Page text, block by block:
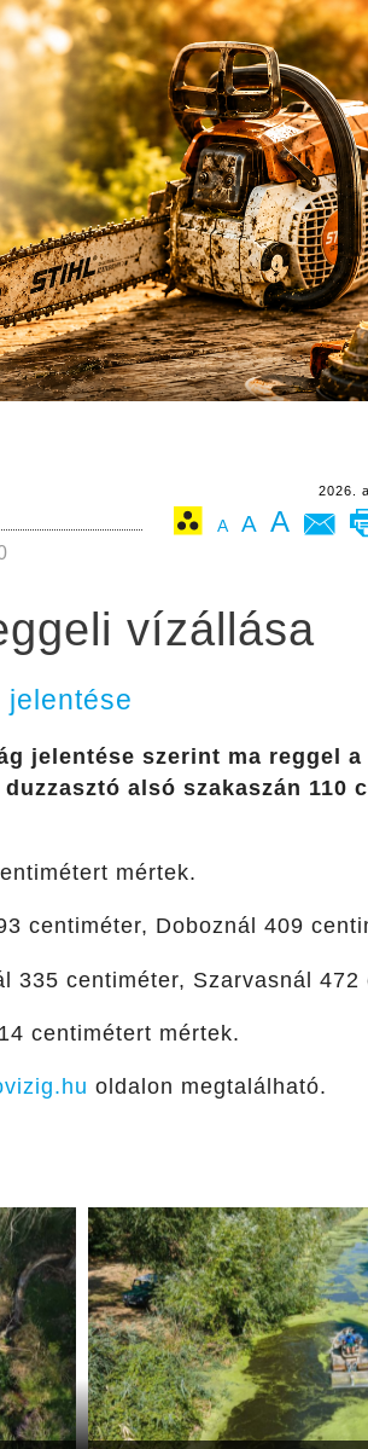
2026.
A A A
vízállása
jelentése szerint ma reggel
alsó szakaszán 110
mértek.
centiméter, Doboznál 409
335 centiméter, Szarvasnál 472
centimétert mértek.
oldalon megtalálható.